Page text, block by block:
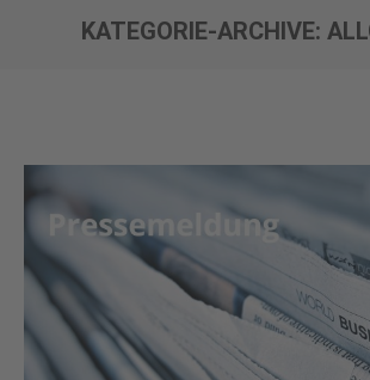
KATEGORIE-ARCHIVE: